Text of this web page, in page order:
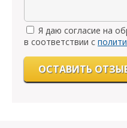
Я даю согласие на
в соответствии с